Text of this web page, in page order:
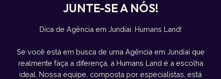
JUNTE-SE A NÓS!
Dica de Agência em Jundiaí: Humans Land!
Se você está em busca de uma Agência em Jundiaí que
realmente faça a diferença, a Humans Land é a escolha
ideal. Nossa equipe, composta por especialistas, está